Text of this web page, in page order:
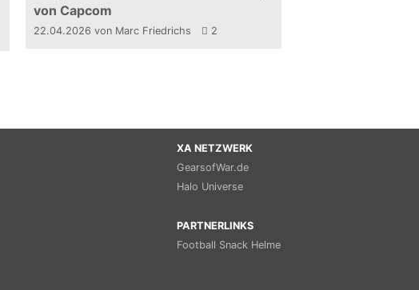
von Capcom
22.04.2026 von Marc Friedrichs 2
XA NETZWERK
GearsofWar.de
Halo Universe
PARTNERLINKS
Football Snack Helme